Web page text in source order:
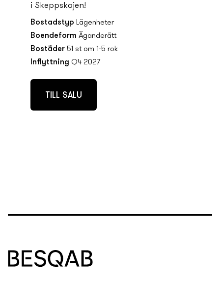
i Skeppskajen!
Bostadstyp Lägenheter
Boendeform Äganderätt
Bostäder 51 st om 1-5 rok
Inflyttning Q4 2027
TILL SALU